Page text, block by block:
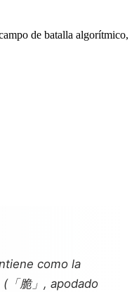
de batalla algorítmico,
como la
「脆」, apodado